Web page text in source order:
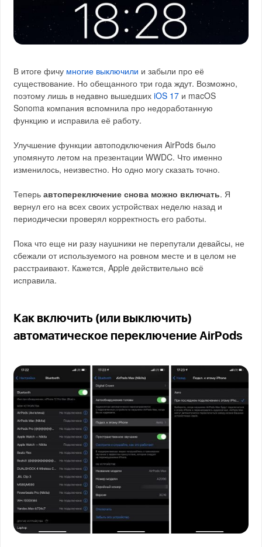
В итоге фичу многие выключили и забыли про её
существование. Но обещанного три года ждут. Возможно,
поэтому лишь в недавно вышедшихiOS 17 и macOS
Sonoma компания вспомнила про недоработанную
функцию и исправила её работу.
Улучшение функции автоподключения AirPods было
упомянуто летом на презентации WWDC. Что именно
изменилось, неизвестно. Но одно могу сказать точно.
Теперьавтопереключение снова можно включать. Я
вернул его на всех своих устройствах неделю назад и
периодически проверял корректность его работы.
Пока что еще ни разу наушники не перепутали девайсы, не
сбежали от используемого на ровном месте и в целом не
расстраивают. Кажется, Apple действительно всё
исправила.
Как включить (или выключить)
автоматическое переключение AirPods